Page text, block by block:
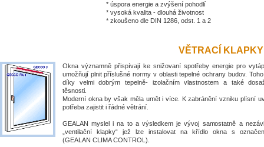
* úspora energie a zvýšení pohodlí
* vysoká kvalita - dlouhá životnost
* zkoušeno dle DIN 1286, odst. 1 a 2
VĚTRACÍ
Okna významně přispívají ke snižovaní spotřeby energie pro
umožňují plnit příslušné normy v oblasti tepelné ochrany budov.
díky velmi dobrým tepelně- izolačním vlastnostem a také
těsnosti.
Moderní okna by však měla umět i více. K zabránění vzniku plísní
potřeba zajistit i řádné větrání.
GEALAN myslel i na to a výsledkem je vývoj samostatně a
„ventilační klapky“ jež lze instalovat na křídlo okna s
(GEALAN CLIMA CONTROL).